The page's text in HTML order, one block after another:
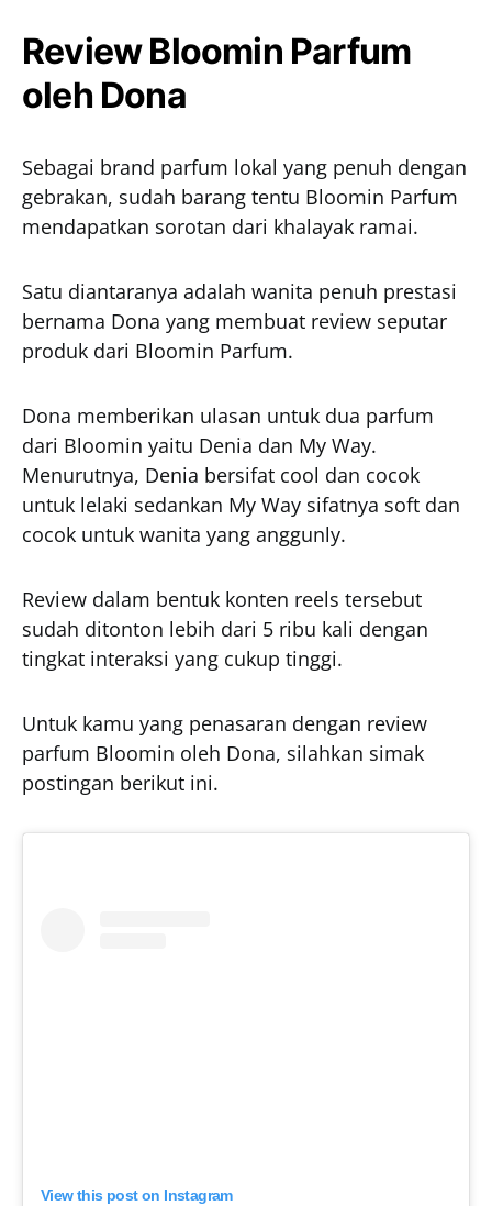
Review Bloomin Parfum
oleh Dona
Sebagai brand parfum lokal yang penuh dengan
gebrakan, sudah barang tentu Bloomin Parfum
mendapatkan sorotan dari khalayak ramai.
Satu diantaranya adalah wanita penuh prestasi
bernama Dona yang membuat review seputar
produk dari Bloomin Parfum.
Dona memberikan ulasan untuk dua parfum
dari Bloomin yaitu Denia dan My Way.
Menurutnya, Denia bersifat cool dan cocok
untuk lelaki sedankan My Way sifatnya soft dan
cocok untuk wanita yang anggunly.
Review dalam bentuk konten reels tersebut
sudah ditonton lebih dari 5 ribu kali dengan
tingkat interaksi yang cukup tinggi.
Untuk kamu yang penasaran dengan review
parfum Bloomin oleh Dona, silahkan simak
postingan berikut ini.
View this post on Instagram